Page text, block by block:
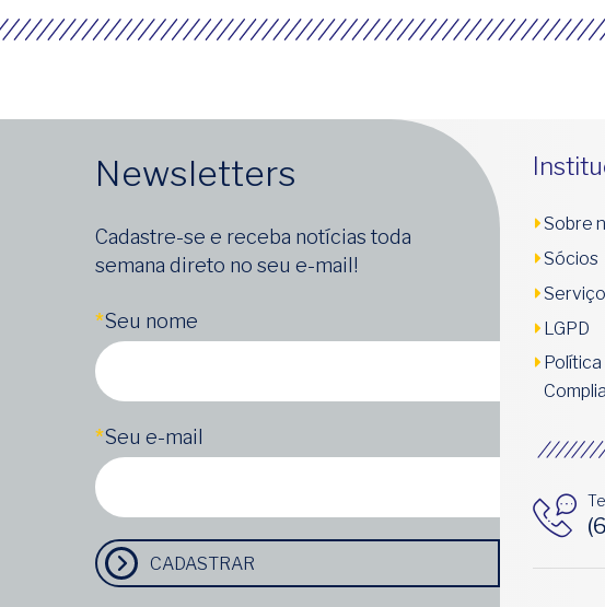
Newsletters
Cadastre-se e receba notícias toda
semana direto no seu e-mail!
*Seu nome
*Seu e-mail
CADASTRAR
Sobre
Sócios
LGPD
Política